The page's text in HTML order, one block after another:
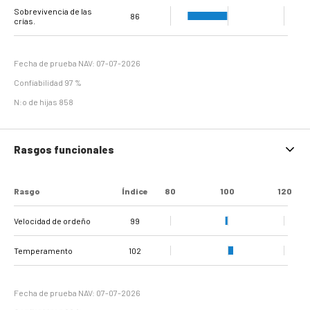
Ulcera Plantar
Hemorragia plantar
Erosión del Talón
Dermatitis
Interdigital
Hiperplasia
interdigital.
Separación de la
Línea Blanca
Pezuña tirabuzón
Sobrevivencia de las
crías.
86
Fecha de prueba NAV: 07-07-2026
Confiabilidad 97 %
N:o de hijas 858
Rasgos funcionales
Rasgo Índice 80 100 120
Velocidad de ordeño 99
Temperamento 102
Fecha de prueba NAV: 07-07-2026